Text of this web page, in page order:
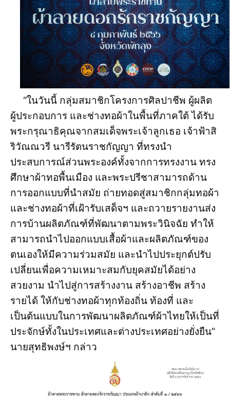
“ในวันนี้ กลุ่มสมาชิกโครงการศิลปาชีพ ผู้ผลิต
ผู้ประกอบการ และช่างทอผ้าในพื้นที่ภาคใต้ ได้รับ
พระกรุณาธิคุณจากสมเด็จพระเจ้าลูกเธอ เจ้าฟ้าสิ
ริวัณณวรี นารีรัตนราชกัญญา ที่ทรงนำ
ประสบการณ์ส่วนพระองค์ทั้งจากการทรงงาน ทรง
ศึกษาผ้าทอพื้นเมือง และพระปรีชาสามารถด้าน
การออกแบบที่นำสมัย ถ่ายทอดสู่สมาชิกกลุ่มทอผ้า
และช่างทอผ้าที่เฝ้ารับเสด็จฯ และถวายรายงานส่ง
การบ้านผลิตภัณฑ์ที่พัฒนาตามพระวินิจฉัย ทำให้
สามารถนำไปออกแบบเสื้อผ้าและผลิตภัณฑ์ของ
ตนเองให้มีความร่วมสมัย และนำไปประยุกต์ปรับ
เปลี่ยนเพื่อความเหมาะสมกับยุคสมัยได้อย่าง
สวยงาม นำไปสู่การสร้างงาน สร้างอาชีพ สร้าง
รายได้ ให้กับช่างทอผ้าทุกท้องถิ่น ท้องที่ และ
เป็นต้นแบบในการพัฒนาผลิตภัณฑ์ผ้าไทยให้เป็นที่
ประจักษ์ทั้งในประเทศและต่างประเทศอย่างยั่งยืน”
นายสุทธิพงษ์ฯ กล่าว